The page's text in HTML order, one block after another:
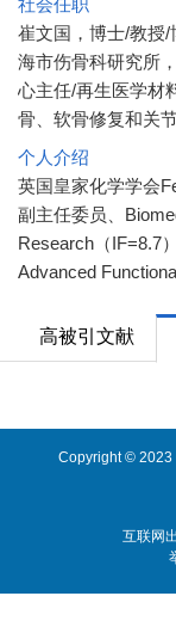
社会任职
崔文国，博士/教授
海市伤骨科研究所
心主任/再生医学材
骨、软骨修复和关
个人介绍
英国皇家化学学会
副主任委员、
Research（IF=8.7
Advanced
高被引文献
Copyright © 2023
互联网